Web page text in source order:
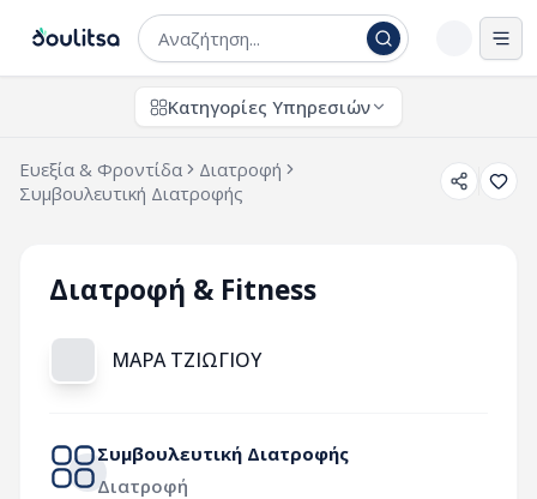
Κατηγορίες Υπηρεσιών
Ευεξία & Φροντίδα
Διατροφή
Συμβουλευτική Διατροφής
Διατροφή & Fitness
ΜΑΡΑ ΤΖΙΩΓΙΟΥ
Συμβουλευτική Διατροφής
Διατροφή